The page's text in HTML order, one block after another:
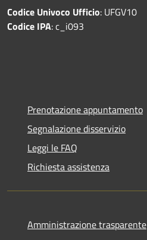
Codice Univoco Ufficio: UFGV10
Codice IPA: c_i093
Prenotazione appuntamento
Segnalazione disservizio
Leggi le FAQ
Richiesta assistenza
Amministrazione trasparente